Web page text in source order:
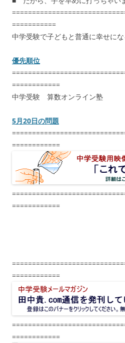
===========
中学受験で子どもと普通に幸せに
優先順位
============
中学受験 算数オンライン塾
5月20日の問題
============
============
============
============